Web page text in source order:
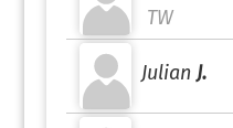
TW
Julian J.